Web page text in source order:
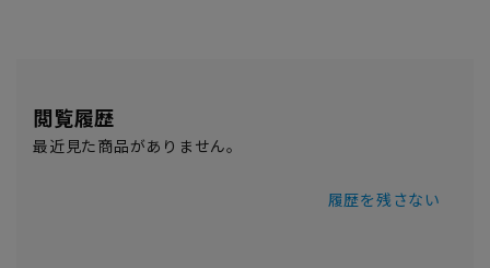
閲覧履歴
最近見た商品がありません。
履歴を残さない